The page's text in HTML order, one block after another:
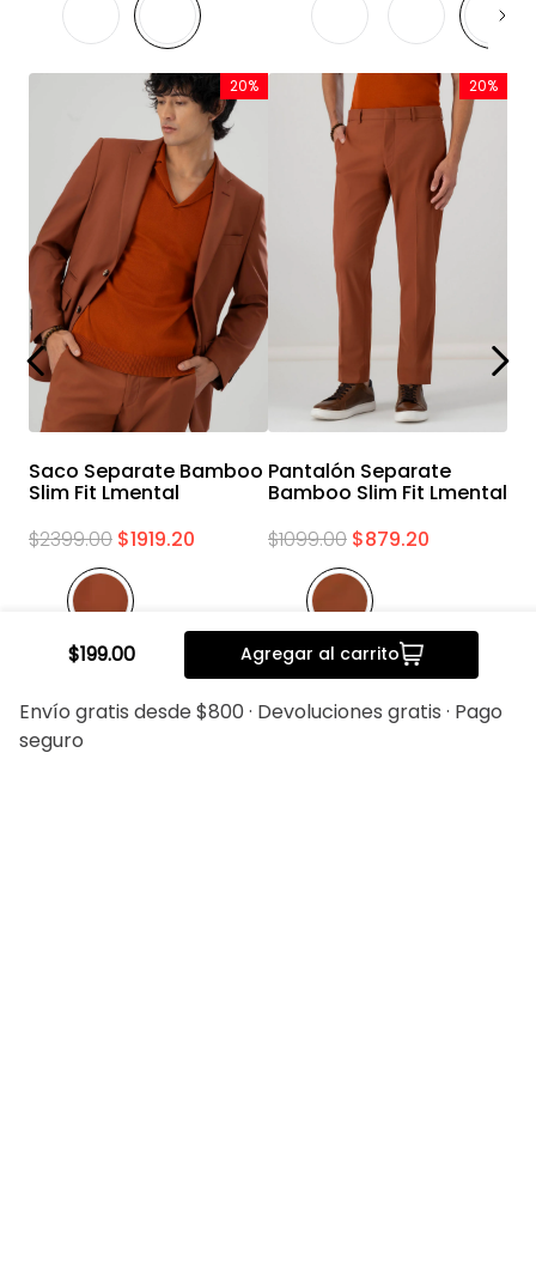
$199.00 Agregar al carrito
Envío gratis desde $800 · Devoluciones gratis · Pago
seguro
20%
Saco Separate Bamboo
Slim Fit Lmental
$2399.00 $1919.20
20%
Pantalón Separate
Bamboo Slim Fit Lmental
$1099.00 $879.20
Nosotros